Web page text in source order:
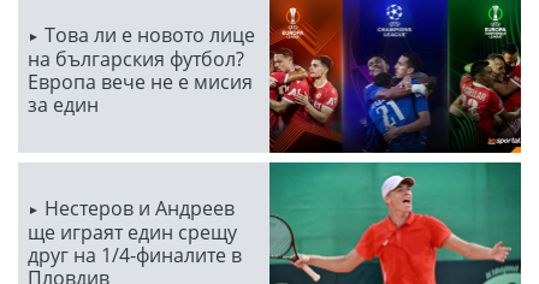
Това ли е новото лице
на българския футбол?
Европа вече не е мисия
за един
Нестеров и Андреев
ще играят един срещу
друг на 1/4-финалите в
Пловдив